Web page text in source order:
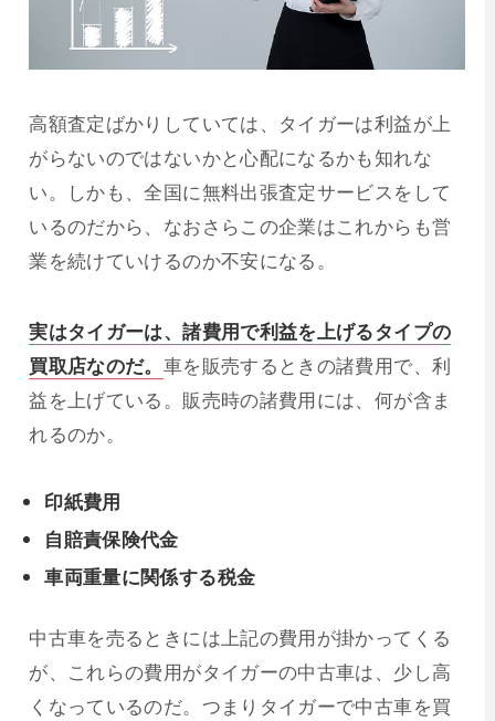
高額査定ばかりしていては、タイガーは利益が上
がらないのではないかと心配になるかも知れな
い。しかも、全国に無料出張査定サービスをして
いるのだから、なおさらこの企業はこれからも営
業を続けていけるのか不安になる。
実はタイガーは、諸費用で利益を上げるタイプの
買取店なのだ。 車を販売するときの諸費用で、利
益を上げている。販売時の諸費用には、何が含ま
れるのか。
印紙費用
自賠責保険代金
車両重量に関係する税金
中古車を売るときには上記の費用が掛かってくる
が、これらの費用がタイガーの中古車は、少し高
くなっているのだ。つまりタイガーで中古車を買